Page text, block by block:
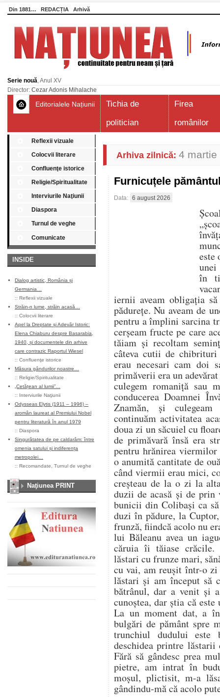
Din 1881… REDACȚIA Arhivă
Serie nouă, Anul XV
Director: Cezar Adonis Mihalache
Editorialele Națiunii
Tichia de
politician
Firea
românilor
Reflexii vizuale
Colocvii literare
Confluenţe istorice
Religie/Spiritualitate
Interviurile Naţiunii
Diaspora
Turnul de veghe
Comunicate
INSIDE
Dialog artistic, România și
Germania…
:: Reflexii vizuale
Străin-n lume, străin acasă…
:: Colocvii literare
Apel la Dreptate și Adevăr Istoric:
Elena Chiaburu despre Basarabia,
1940, și documentele din arhive
care contrazic Raportul Wiesel
:: Confluenţe istorice
Măsura gândurilor noastre…
:: Religie/Spiritualitate
„Cetățean al lumii”…
:: Interviurile Naţiunii
Odysseas Elytis (1911 – 1996) –
aromân laureat al Premiului Nobel
pentru literatură în anul 1979
:: Diaspora
Singurătatea de pe caldarâm: între
omenia satului și indiferența
metropolei…
:: Recomandate Turnul de veghe
Naţiunea PRINT
Arhiva zilnică: 4 martie
Furnicuțele
Data: 6 august 2026
este
unei
în
iernii aveam obligația
pădurețe. Nu aveam de
pentru a împlini sarcina
cerșeam fructe pe care
tăiam și recoltam
câteva cutii de chibrituri
erau necesari cam doi
primăverii era un
culegem romaniță sau
conducerea Doamnei
Znamăn, și
continuăm activitatea
doua zi un săcuiel cu
de primăvară însă era
pentru hrănirea viermilor
o anumită cantitate de
când viermii erau mici,
creșteau de la o zi la
duzii de acasă și de prin
bunicii din Colibași ca
duzi în pădure, la
frunză, fiindcă acolo nu
lui Băleanu avea un
căruia îi tăiase crăcile.
lăstari cu frunze mari,
cu vai, am reușit într-o
lăstari și am început să
bătrânul, dar a venit și
cunoștea, dar știa că
La un moment dat, a
bulgări de pământ spre
trunchiul dudului este
deschidea printre
Fără să gândesc prea
pietre, am intrat în
moșul, plictisit, m-a
gândindu-mă că acolo